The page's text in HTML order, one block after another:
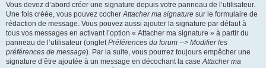
Vous devez d’abord créer une signature depuis votre panneau de l’utilisateur.
Une fois créée, vous pouvez cocherAttacher ma signature sur le formulaire de
rédaction de message. Vous pouvez aussi ajouter la signature par défaut à
tous vos messages en activant l’option « Attacher ma signature » à partir du
panneau de l’utilisateur (ongletPréférences du forum --> Modifier les
préférences de message). Par la suite, vous pourrez toujours empêcher une
signature d’être ajoutée à un message en décochant la caseAttacher ma